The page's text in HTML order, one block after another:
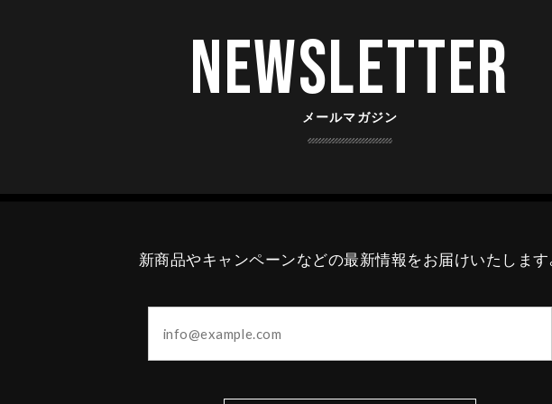
Newsletter
メールマガジン
新商品やキャンペーンなどの最新情報をお届けいたします